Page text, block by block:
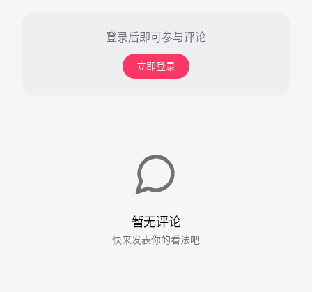
登录后即可参与评论
立即登录
暂无评论
快来发表你的看法吧